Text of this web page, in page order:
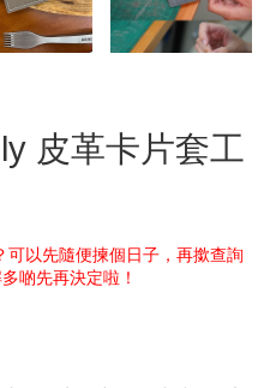
皮革卡片套工
可以先隨便揀個日子，再撳查詢
啲先再決定啦！